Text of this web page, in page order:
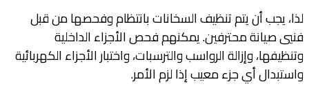
لذا، يجب أن يتم تنظيف السخانات بانتظام وفحصها من قبل
فنيي صيانة محترفين. يمكنهم فحص الأجزاء الداخلية
وتنظيفها، وإزالة الرواسب والترسبات، واختبار الأجزاء الكهربائية
واستبدال أي جزء معيب إذا لزم الأمر.